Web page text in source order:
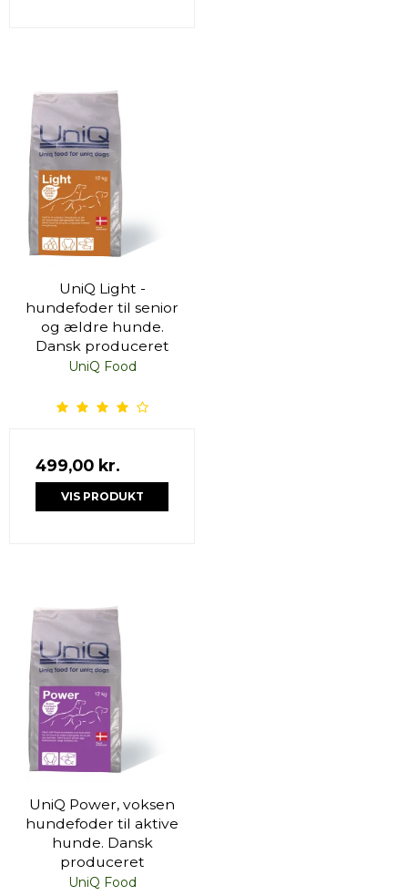
UniQ Light -
hundefoder til senior
og ældre hunde.
Dansk produceret
UniQ Food
499,00 kr.
VIS PRODUKT
UniQ Power, voksen
hundefoder til aktive
hunde. Dansk
produceret
UniQ Food